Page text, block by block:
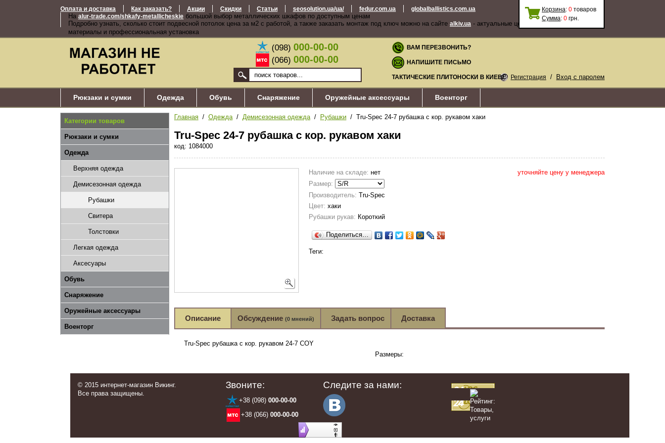
Оплата и доставка Как заказать? Акции Скидки Статьи seosolution.ua/ua/ fedur.com.ua globalballistics.com.ua
На alur-trade.com/shkafy-metallicheskie большой выбор металлических шкафов по доступным ценам
Подробно узнать, сколько стоит подвесной потолок цена за м2 с работой, а также заказать монтаж под ключ можно на сайте alkiv.ua - актуальные цены, качественные
материалы и профессиональная установка
Корзина: 0 товаров
Сумма: 0 грн.
(098) 000-00-00
(066) 000-00-00
Регистрация / Вход с паролем
ВАМ ПЕРЕЗВОНИТЬ?
НАПИШИТЕ ПИСЬМО
ТАКТИЧЕСКИЕ ПЛИТОНОСКИ В КИЕВЕ
Рюкзаки и сумки Одежда Обувь Снаряжение Оружейные аксессуары Военторг
Категории товаров
Рюкзаки и сумки
Одежда
Верхняя одежда
Демисезонная одежда
Рубашки
Свитера
Толстовки
Легкая одежда
Аксесуары
Обувь
Снаряжение
Оружейные аксессуары
Военторг
Главная / Одежда/ Демисезонная одежда/ Рубашки / Tru-Spec 24-7 рубашка с кор. рукавом хаки
Tru-Spec 24-7 рубашка с кор. рукавом хаки
код: 1084000
Наличие на складе: нет
Размер:
Производитель: Tru-Spec
Цвет: хаки
Рубашки рукав: Короткий
Поделиться…
Теги:
уточняйте цену у менеджера
Описание Обсуждение (0 мнений) Задать вопрос Доставка
Tru-Spec рубашка с кор. рукавом 24-7 COY
Размеры:
© 2015 интернет-магазин Викинг.
Все права защищены.
Звоните:
+38 (098) 000-00-00
+38 (066) 000-00-00
Следите за нами: